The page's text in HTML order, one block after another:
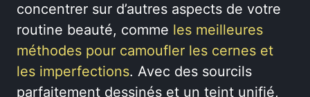
concentrer sur d’autres aspects de votre
routine beauté, comme les meilleures
méthodes pour camoufler les cernes et
les imperfections. Avec des sourcils
parfaitement dessinés et un teint unifié,